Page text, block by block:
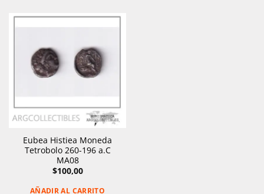
Eubea Histiea Moneda
Tetrobolo 260-196 a.C
MA08
$100,00
AÑADIR AL CARRITO